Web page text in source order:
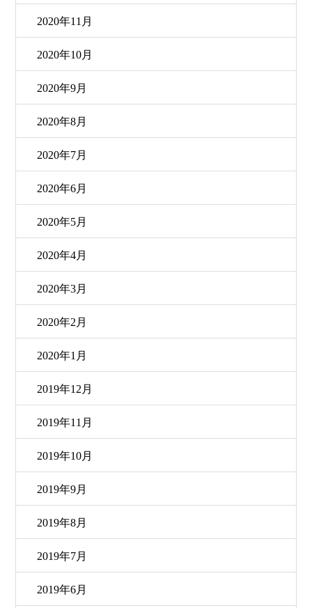
2020年11月
2020年10月
2020年9月
2020年8月
2020年7月
2020年6月
2020年5月
2020年4月
2020年3月
2020年2月
2020年1月
2019年12月
2019年11月
2019年10月
2019年9月
2019年8月
2019年7月
2019年6月